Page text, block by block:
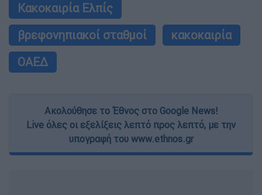
Κακοκαιρία Ελπίς
βρεφονηπιακοί σταθμοί
κακοκαιρία
ΟΑΕΔ
Ακολούθησε το Έθνος στο Google News!
Live όλες οι εξελίξεις λεπτό προς λεπτό, με την
υπογραφή του www.ethnos.gr